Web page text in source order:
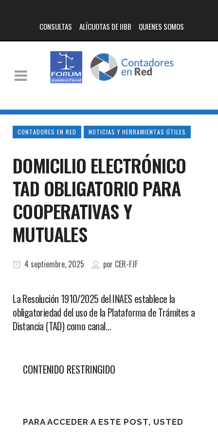
CONSULTAS ALÍCUOTAS DE IIBB QUIENES SOMOS
CONTADORES EN RED NOTICIAS Y HERRAMIENTAS ÚTILES
DOMICILIO ELECTRÓNICO
TAD OBLIGATORIO PARA
COOPERATIVAS Y
MUTUALES
4 septiembre, 2025 por CER-FJF
La Resolución 1910/2025 del INAES establece la
obligatoriedad del uso de la Plataforma de Trámites a
Distancia (TAD) como canal…
CONTENIDO RESTRINGIDO
PARA ACCEDER A ESTE POST, USTED